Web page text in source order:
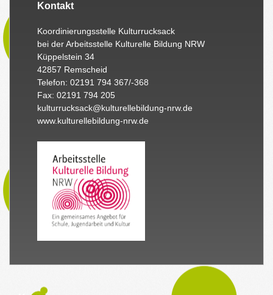
Kontakt
Koordinierungsstelle Kulturrucksack
bei der Arbeitsstelle Kulturelle Bildung NRW
Küppelstein 34
42857 Remscheid
Telefon: 02191 794 367/-368
Fax: 02191 794 205
kulturrucksack@kulturellebildung-nrw.de
www.kulturellebildung-nrw.de